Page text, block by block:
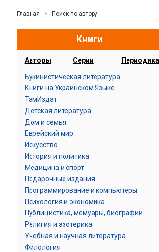
Главная Поиск по автору
Книги
Авторы Серии Периодика
Букинистическая литература
Книги на Украинском Языке
ТамИздат
Детская литература
Дом и семья
Еврейский мир
Искусство
История и политика
Медицина и спорт
Подарочные издания
Программирование и компьютеры
Психология и экономика
Публицистика, мемуары, биографии
Религия и эзотерика
Учебная и научная литература
Филология